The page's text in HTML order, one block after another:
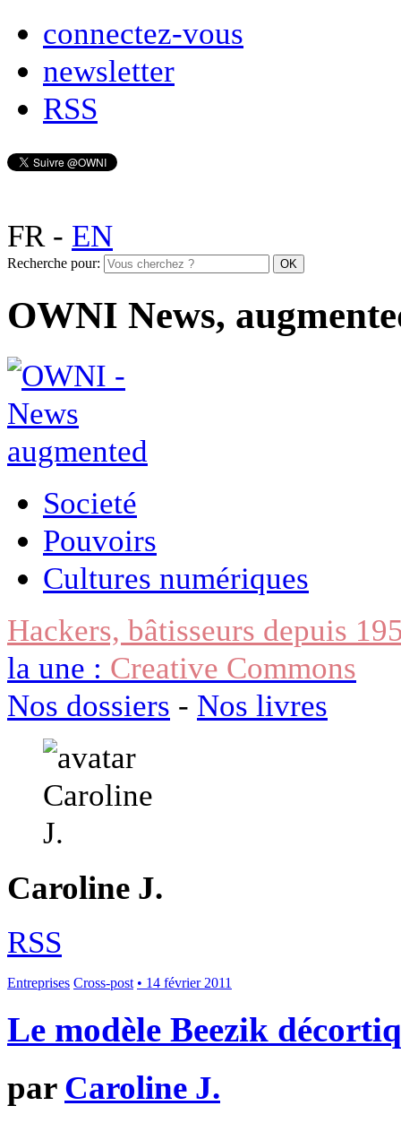
connectez-vous
newsletter
RSS
FR- EN
Recherche pour:
OWNI News,
Societé
Pouvoirs
Cultures numériques
Hackers, bâtisseurs depuis
la une : Creative Commons
Nos dossiers - Nos livres
Caroline J.
RSS
Entreprises Cross-post • 14 février 2011
Le modèle Beezik
par Caroline J.